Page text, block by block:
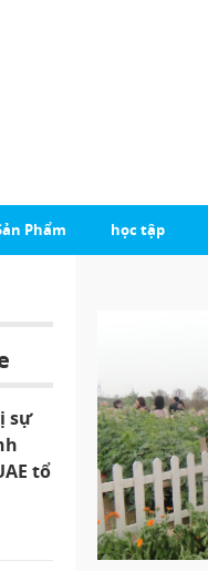
Phẩm học tập
sự
tổ